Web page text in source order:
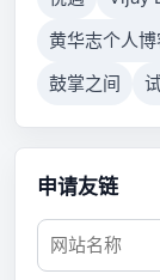
黄华志个人
鼓掌之间
申请友链